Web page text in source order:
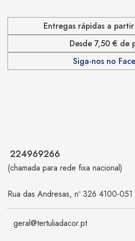
Entregas rápidas a
Desde 7,50 € de
Siga-nos no
224969266
(chamada para rede fixa nacional)
Rua das Andresas, nº 326 4100-051
geral@tertuliadacor.pt